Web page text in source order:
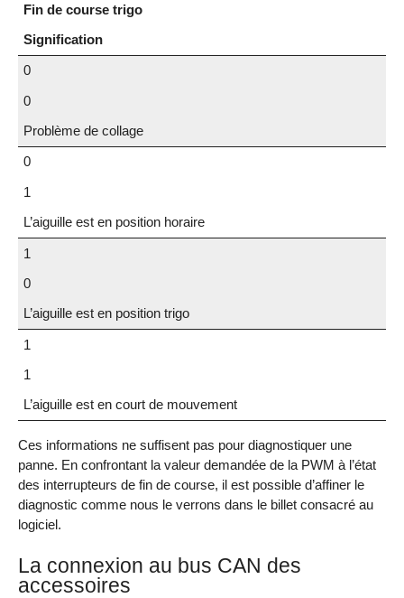
Fin de course trigo
Signification
0
0
Problème de collage
0
1
L’aiguille est en position horaire
1
0
L’aiguille est en position trigo
1
1
L’aiguille est en court de mouvement
Ces informations ne suffisent pas pour diagnostiquer une
panne. En confrontant la valeur demandée de la PWM à l’état
des interrupteurs de fin de course, il est possible d’affiner le
diagnostic comme nous le verrons dans le billet consacré au
logiciel.
La connexion au bus CAN des
accessoires